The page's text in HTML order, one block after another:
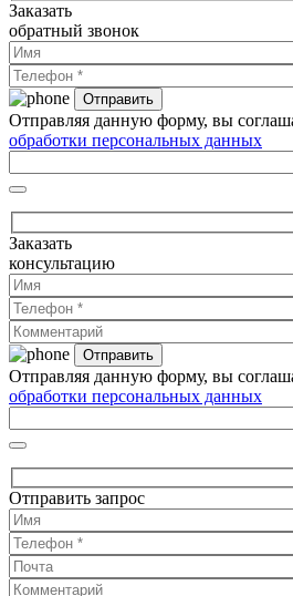
Заказать
обратный звонок
Отправляя данную форму, вы
обработки персональных данных
Заказать
консультацию
Отправляя данную форму, вы
обработки персональных данных
Отправить запрос